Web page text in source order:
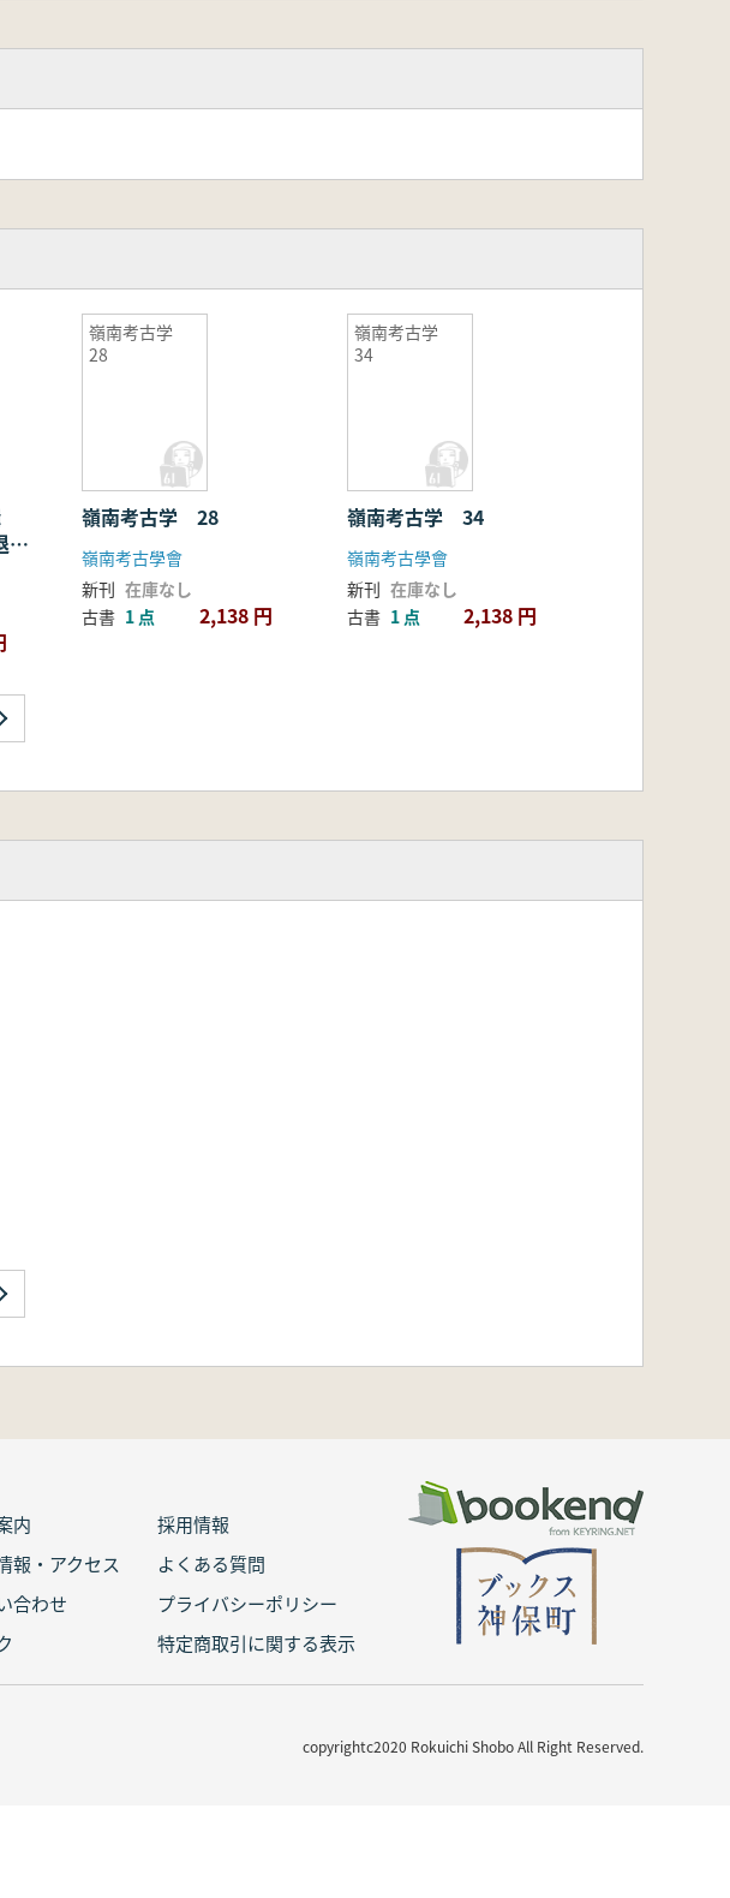
任
嶺南考古学
28
嶺南考古学 28
嶺南考古學會
新刊 在庫なし
古書 1 点 2,138 円
嶺南考古学
34
嶺南考古学 34
嶺南考古學會
新刊 在庫なし
古書 1 点 2,138 円
内
採用情報
報・アクセス
よくある質問
合わせ
プライバシーポリシー
特定商取引に関する表示
copyrightc2020 Rokuichi Shobo All Right Reserved.